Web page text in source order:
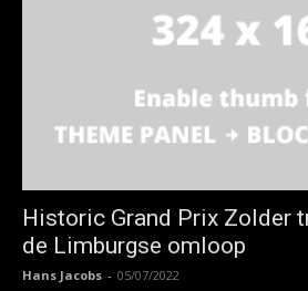
Historic Grand Prix Zolder
de Limburgse omloop
Hans Jacobs - 05/07/2022